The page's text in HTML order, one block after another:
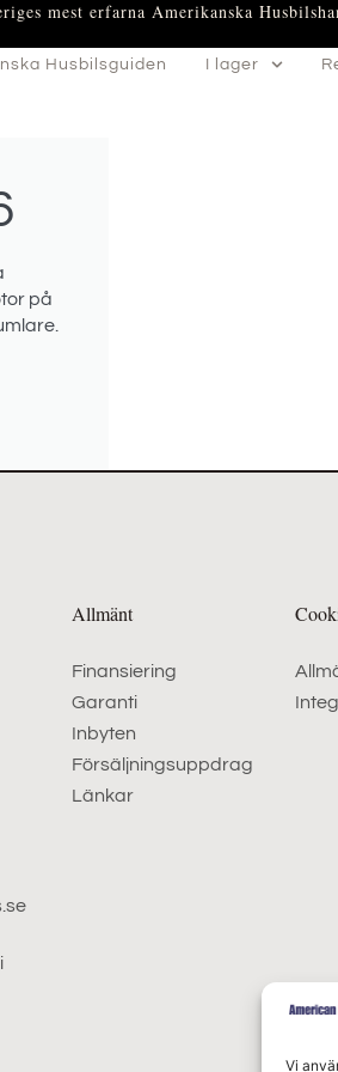
Vi
mest erfarna Amerikanska
Husbilsguiden I lager
på
Allmänt
Finansiering
Garanti
Inbyten
Försäljningsuppdrag
Länkar